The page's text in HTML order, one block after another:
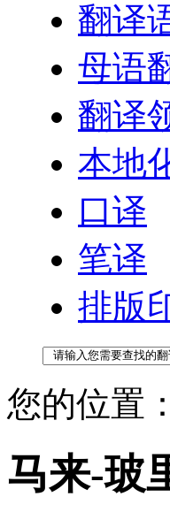
翻译
母语
翻译
本地
口译
笔译
排版
您的位置：
马来-玻